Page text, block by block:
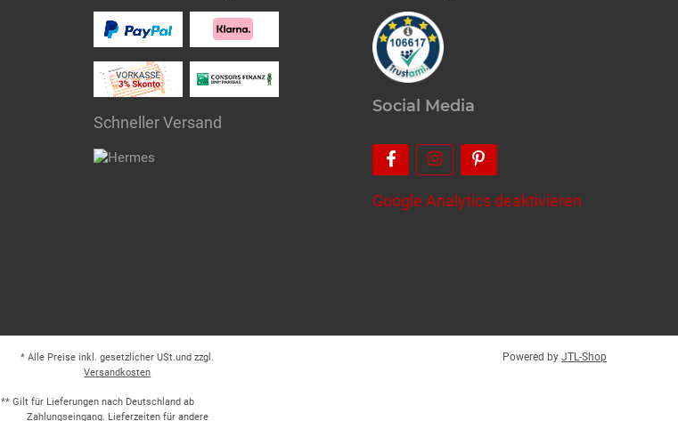
Schneller Versand
Social Media
Google Analytics deaktivieren
* Alle Preise inkl. gesetzlicher USt.und zzgl.
Versandkosten
** Gilt für Lieferungen nach Deutschland ab
Zahlungseingang. Lieferzeiten für andere
Powered by JTL-Shop